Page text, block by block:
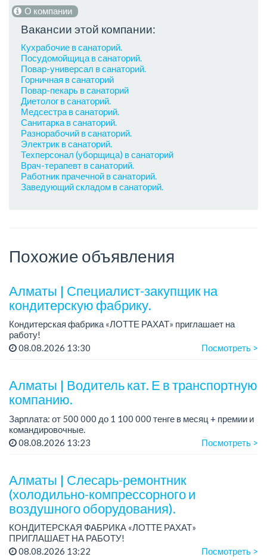
О компании
Вакансии этой компании:
Кухрабочие в санаторий.
Посудомойщица в санаторий.
Повар-универсал в санаторий.
Горничная в санаторий
Повар-пекарь в санаторий
Диетолог в санаторий.
Медсестра в санаторий.
Санитарка в санаторий.
Разнорабочий в санаторий.
Электрик в санаторий.
Техперсонал (уборщица) в санаторий
Врач-терапевт в санаторий.
Работник прачечной в санаторий.
Заведующий складом в санаторий.
Похожие объявления
Алматы | Специалист-закупщик на
кондитерскую фабрику.
Кондитерская фабрика «ЛОТТЕ РАХАТ» приглашает на
работу!
Зарплата: до 275 000 тенге.
08.08.2026 13:30 Посмотреть >
Алматы | Водитель кат. Е в транспортную
компанию.
Зарплата: от 500 000 до 1 100 000 тенге в месяц + премии и
командировочные.
Условия: постоянная занятость, бонусы и премии за
качественную работу, комфортные условия, современный
08.08.2026 13:23 Посмотреть >
Алматы | Слесарь-ремонтник
(холодильно-компрессорного и
воздушного оборудования).
КОНДИТЕРСКАЯ ФАБРИКА «ЛОТТЕ РАХАТ»
ПРИГЛАШАЕТ НА РАБОТУ!
График работы: сменный.
08.08.2026 13:22 Посмотреть >